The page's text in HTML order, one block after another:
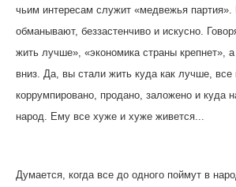
чьим интересам служит «медвежья
обманывают, беззастенчиво и искусно.
жить лучше», «экономика страны крепнет», а
вниз. Да, вы стали жить куда как лучше, все
коррумпировано, продано, заложено и куда
народ. Ему все хуже и хуже живется...
Думается, когда все до одного поймут в